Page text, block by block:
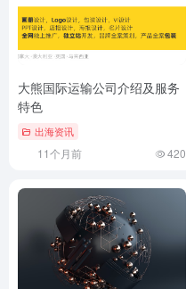
大熊国际运输公司介绍及服务
特色
出海资讯
11个月前 420